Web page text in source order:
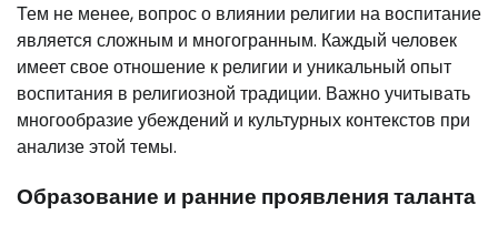
Тем не менее, вопрос о влиянии религии на воспитание
является сложным и многогранным. Каждый человек
имеет свое отношение к религии и уникальный опыт
воспитания в религиозной традиции. Важно учитывать
многообразие убеждений и культурных контекстов при
анализе этой темы.
Образование и ранние проявления таланта